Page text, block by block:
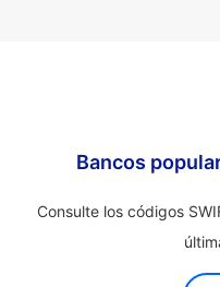
Bancos
Consulte los códigos